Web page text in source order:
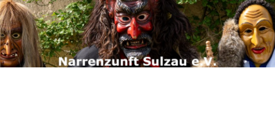
Narrenzunft Sulzau e.V.